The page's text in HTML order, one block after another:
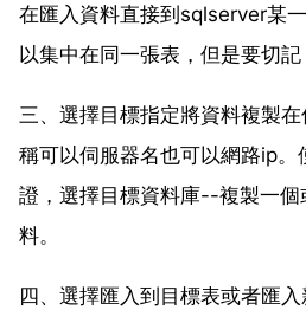
在匯入資料直接到sqlserver某
以集中在同一張表，但是要切記
三、選擇目標指定將資料複製
稱可以伺服器名也可以網路ip
證，選擇目標資料庫--複製一個
料。
四、選擇匯入到目標表或者匯